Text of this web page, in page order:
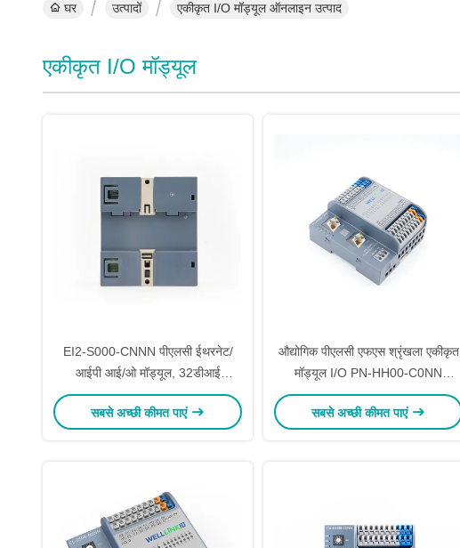
घर उत्पादों एकीकृत I/O मॉड्यूल ऑनलाइन उत्पाद
एकीकृत I/O मॉड्यूल
EI2-S000-CNNN पीएलसी ईथरनेट/
आईपी आई/ओ मॉड्यूल, 32डीआई
द्विदिशात्मक इनपुट, रोएचएस प्रमाणित,
औद्योगिक स्वचालन
सबसे अच्छी कीमत पाएं
औद्योगिक पीएलसी एफएस श्रृंखला एकीकृत
मॉड्यूल I/O PN-HH00-C0NN
उत्पादकता में वृद्धि के लिए
सबसे अच्छी कीमत पाएं